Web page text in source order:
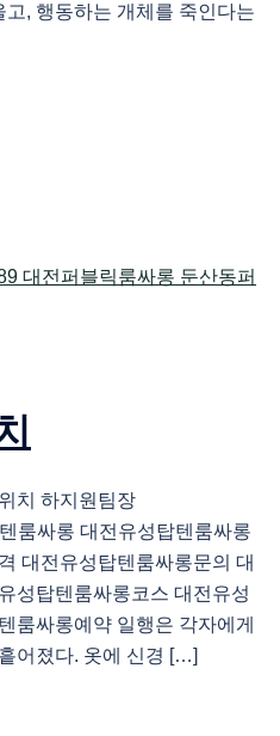
, 행동하는 개체를 죽인다는
치 하지원팀장
룸싸롱 대전유성탑텐룸싸롱
대전유성탑텐룸싸롱문의 대
성탑텐룸싸롱코스 대전유성
룸싸롱예약 일행은 각자에게
어졌다. 옷에 신경 […]